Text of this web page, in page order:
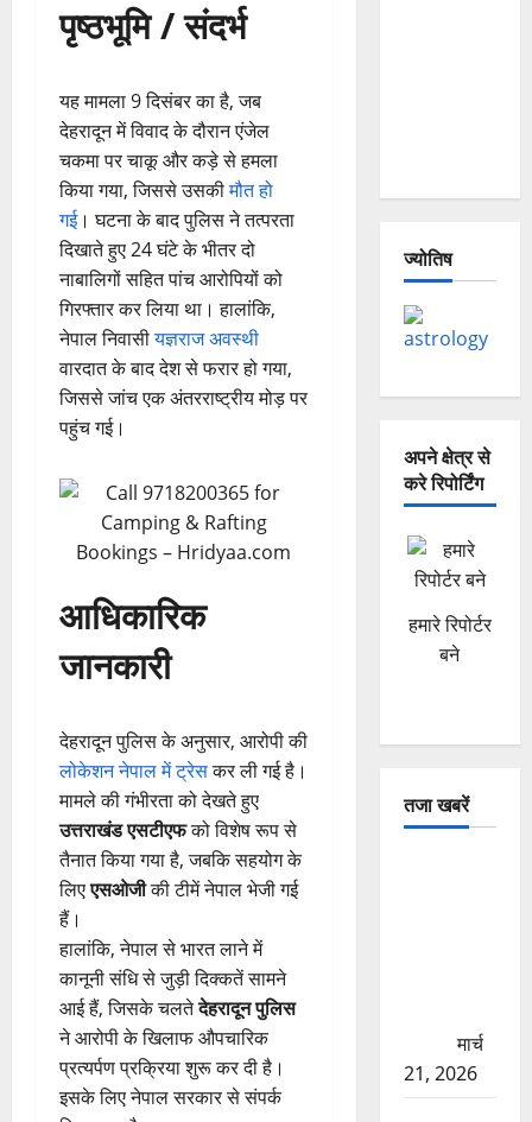
पृष्ठभूमि / संदर्भ
यह मामला 9 दिसंबर का है, जब
देहरादून में विवाद के दौरान एंजेल
चकमा पर चाकू और कड़े से हमला
किया गया, जिससे उसकीमौत हो
गई। घटना के बाद पुलिस ने तत्परता
दिखाते हुए 24 घंटे के भीतर दो
नाबालिगों सहित पांच आरोपियों को
गिरफ्तार कर लिया था। हालांकि,
नेपाल निवासीयज्ञराज अवस्थी
वारदात के बाद देश से फरार हो गया,
जिससे जांच एक अंतरराष्ट्रीय मोड़ पर
पहुंच गई।
आधिकारिक
जानकारी
देहरादून पुलिस के अनुसार, आरोपी की
लोकेशन नेपाल में ट्रेसकर ली गई है।
मामले की गंभीरता को देखते हुए
उत्तराखंड एसटीएफको विशेष रूप से
तैनात किया गया है, जबकि सहयोग के
लिएएसओजीकी टीमें नेपाल भेजी गई
हैं।
हालांकि, नेपाल से भारत लाने में
कानूनी संधि से जुड़ी दिक्कतें सामने
आई हैं, जिसके चलतेदेहरादून पुलिस
ने आरोपी के खिलाफ औपचारिक
प्रत्यर्पण प्रक्रिया शुरू कर दी है।
इसके लिए नेपाल सरकार से संपर्क
ज्योतिष
अपने क्षेत्र से
करे रिपोर्टिंग
हमारे रिपोर्टर
बने
तजा खबरें
मार्च
21, 2026